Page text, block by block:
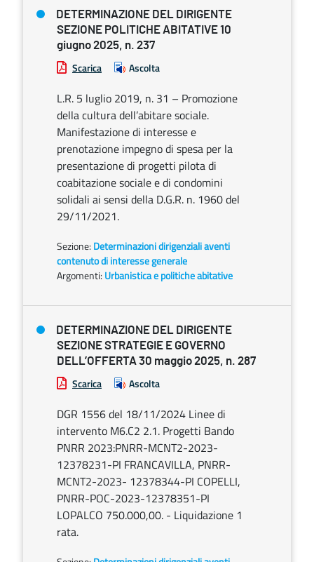
DETERMINAZIONE DEL DIRIGENTE
SEZIONE POLITICHE ABITATIVE 10
giugno 2025, n. 237
Scarica Ascolta
L.R. 5 luglio 2019, n. 31 – Promozione
della cultura dell’abitare sociale.
Manifestazione di interesse e
prenotazione impegno di spesa per la
presentazione di progetti pilota di
coabitazione sociale e di condomini
solidali ai sensi della D.G.R. n. 1960 del
29/11/2021.
Sezione: Determinazioni dirigenziali aventi
contenuto di interesse generale
Argomenti: Urbanistica e politiche abitative
DETERMINAZIONE DEL DIRIGENTE
SEZIONE STRATEGIE E GOVERNO
DELL’OFFERTA 30 maggio 2025, n. 287
Scarica Ascolta
DGR 1556 del 18/11/2024 Linee di
intervento M6.C2 2.1. Progetti Bando
PNRR 2023:PNRR-MCNT2-2023-
12378231-PI FRANCAVILLA, PNRR-
MCNT2-2023- 12378344-PI COPELLI,
PNRR-POC-2023-12378351-PI
LOPALCO 750.000,00. - Liquidazione 1
rata.